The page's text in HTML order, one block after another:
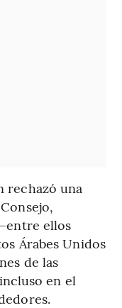
rechazó una
ellos
Árabes Unidos
de las
en el